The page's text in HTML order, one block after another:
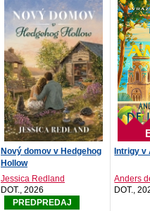
Nový domov v Hedgehog
Hollow
Jessica Redland
DOT., 2026
PREDPREDAJ
Intrigy v
Anders
DOT.,